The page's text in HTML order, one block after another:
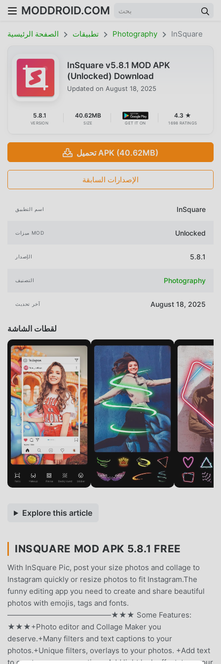
MODDROID.COM
الصفحة الرئيسية تطبيقات Photography InSquare
InSquare v5.8.1 MOD APK
(Unlocked) Download
Updated on August 18, 2025
5.8.1
VERSION
40.62MB
SIZE GET IT ON
4.3 ★
1698 RATINGS
تحميل APK (40.62MB)
الإصدارات السابقة
اسم التطبيق InSquare
ميزات MOD Unlocked
الإصدار 5.8.1
التصنيف Photography
آخر تحديث August 18, 2025
لقطات الشاشة
Explore this article
INSQUARE MOD APK 5.8.1 FREE
With InSquare Pic, post your size photos and collage to
Instagram quickly or resize photos to fit Instagram.The
funny editing app you need to create and share beautiful
photos with emojis, tags and fonts.
——————————————★★★ Some Features:
★★★+Photo editor and Collage Maker you
deserve.+Many filters and text captions to your
photos.+Unique filters, overlays to your photos. +Add text